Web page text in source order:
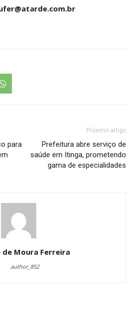
para
Próximo artigo
Prefeitura abre serviço de
saúde em Itinga, prometendo
gama de especialidades
de Moura Ferreira
author_852